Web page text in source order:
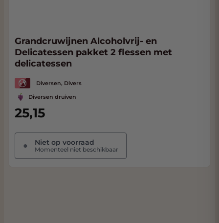
Grandcruwijnen Alcoholvrij- en
Delicatessen pakket 2 flessen met
delicatessen
Diversen, Divers
Diversen druiven
25,15
● Niet op voorraad
Momenteel niet beschikbaar